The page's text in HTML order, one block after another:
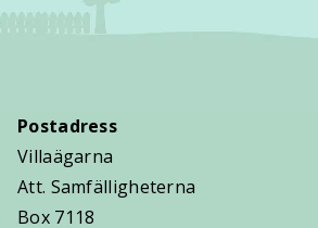
Postadress
Villaägarna
Att. Samfälligheterna
Box 7118